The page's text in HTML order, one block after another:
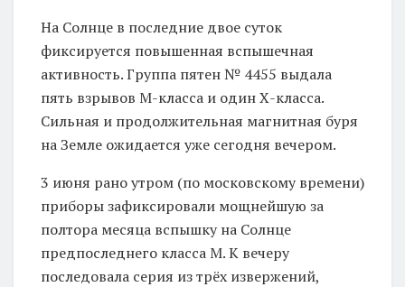
На Солнце в последние двое суток
фиксируется повышенная вспышечная
активность. Группа пятен № 4455 выдала
пять взрывов М-класса и один Х-класса.
Сильная и продолжительная магнитная буря
на Земле ожидается уже сегодня вечером.
3 июня рано утром (по московскому времени)
приборы зафиксировали мощнейшую за
полтора месяца вспышку на Солнце
предпоследнего класса M. К вечеру
последовала серия из трёх извержений,